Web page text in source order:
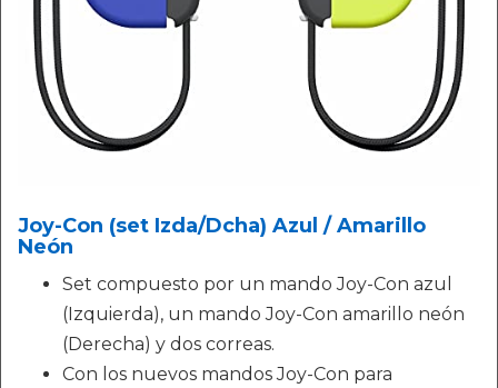
Joy-Con (set Izda/Dcha) Azul / Amarillo
Neón
Set compuesto por un mando Joy-Con azul
(Izquierda), un mando Joy-Con amarillo neón
(Derecha) y dos correas.
Con los nuevos mandos Joy-Con para